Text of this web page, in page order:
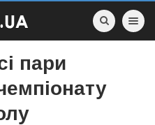
Toggle
пари